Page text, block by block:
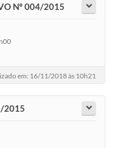
Nº 004/2015
em: 16/11/2018 às 10h21
2015